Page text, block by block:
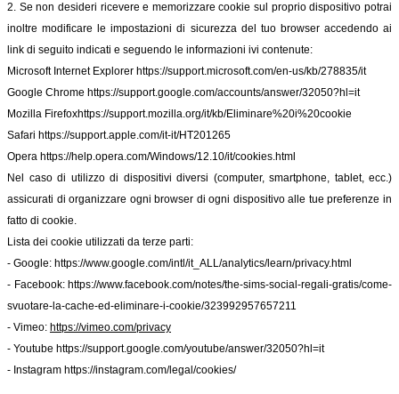
2. Se non desideri ricevere e memorizzare cookie sul proprio dispositivo potrai
inoltre modificare le impostazioni di sicurezza del tuo browser accedendo ai
link di seguito indicati e seguendo le informazioni ivi contenute:
Microsoft Internet Explorer https://support.microsoft.com/en-us/kb/278835/it
Google Chrome https://support.google.com/accounts/answer/32050?hl=it
Mozilla Firefoxhttps://support.mozilla.org/it/kb/Eliminare%20i%20cookie
Safari https://support.apple.com/it-it/HT201265
Opera https://help.opera.com/Windows/12.10/it/cookies.html
Nel caso di utilizzo di dispositivi diversi (computer, smartphone, tablet, ecc.)
assicurati di organizzare ogni browser di ogni dispositivo alle tue preferenze in
fatto di cookie.
Lista dei cookie utilizzati da terze parti:
- Google: https://www.google.com/intl/it_ALL/analytics/learn/privacy.html
- Facebook: https://www.facebook.com/notes/the-sims-social-regali-gratis/come-
svuotare-la-cache-ed-eliminare-i-cookie/323992957657211
- Vimeo: https://vimeo.com/privacy
- Youtube https://support.google.com/youtube/answer/32050?hl=it
- Instagram https://instagram.com/legal/cookies/